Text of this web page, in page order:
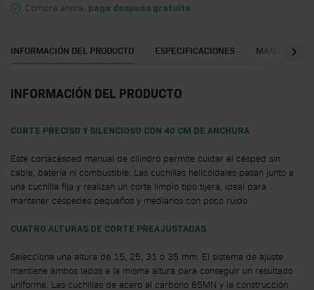
Compra ahora, paga después gratuita
INFORMACIÓN DEL PRODUCTO ESPECIFICACIONES MANUALES
INFORMACIÓN DEL PRODUCTO
CORTE PRECISO Y SILENCIOSO CON 40 CM DE ANCHURA
Este cortacésped manual de cilindro permite cuidar el césped sin
cable, batería ni combustible. Las cuchillas helicoidales pasan junto a
una cuchilla fija y realizan un corte limpio tipo tijera, ideal para
mantener céspedes pequeños y medianos con poco ruido.
CUATRO ALTURAS DE CORTE PREAJUSTADAS
Selecciona una altura de 15, 25, 31 o 35 mm. El sistema de ajuste
mantiene ambos lados a la misma altura para conseguir un resultado
uniforme. Las cuchillas de acero al carbono 65MN y la construcción